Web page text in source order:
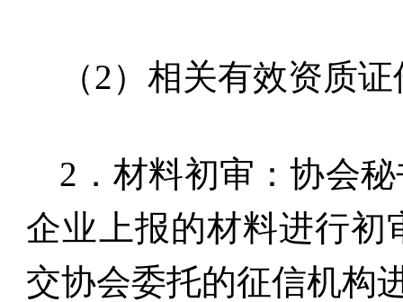
（2）相关有效资质
2 ．材料初审：协会
企业上报的材料进行初
交协会委托的征信机构